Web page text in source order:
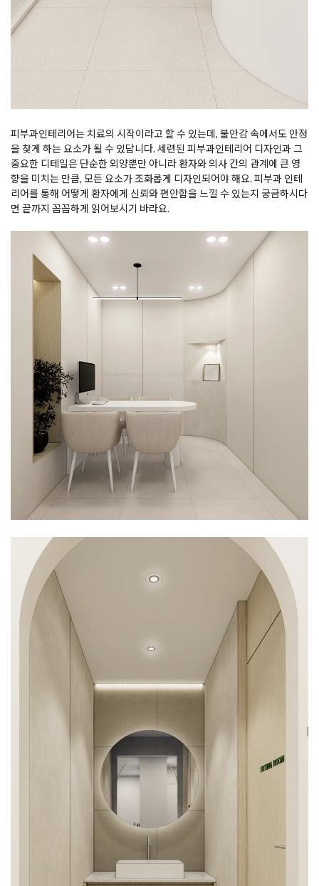
피부과인테리어는 치료의 시작이라고 할 수 있는데, 불안감 속에서도 안정
을 찾게 하는 요소가 될 수 있답니다. 세련된 피부과인테리어 디자인과 그
중요한 디테일은 단순한 외양뿐만 아니라 환자와 의사 간의 관계에 큰 영
향을 미치는 만큼, 모든 요소가 조화롭게 디자인되어야 해요. 피부과 인테
리어를 통해 어떻게 환자에게 신뢰와 편안함을 느낄 수 있는지 궁금하시다
면 끝까지 꼼꼼하게 읽어보시기 바라요.